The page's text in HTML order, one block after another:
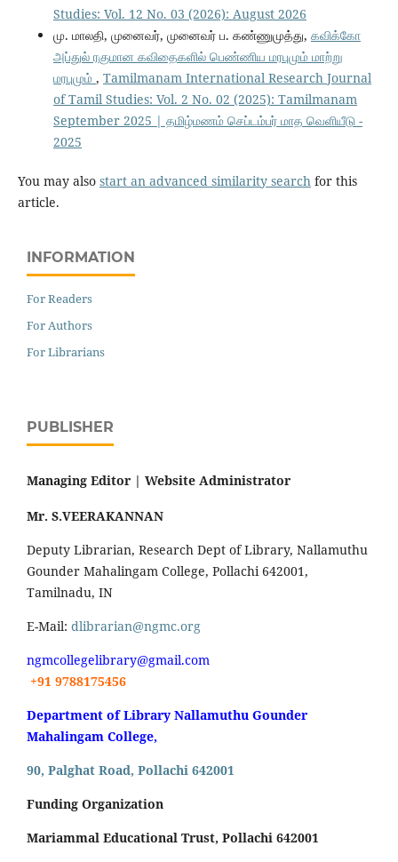
Studies: Vol. 12 No. 03 (2026): August 2026
மு. மாலதி, முனைவர், முனைவர் ப. கண்ணுமுத்து, கவிக்கோ
அப்துல் ரகுமான கவிதைகளில் பெண்ணிய மரபுமும் மாற்று
மரபுமும் , Tamilmanam International Research Journal
of Tamil Studies: Vol. 2 No. 02 (2025): Tamilmanam
September 2025 | தமிழ்மணம் செப்டம்பர் மாத வெளியீடு -
2025
You may also start an advanced similarity searchfor this
article.
INFORMATION
For Readers
For Authors
For Librarians
PUBLISHER
Managing Editor | Website Administrator
Mr. S.VEERAKANNAN
Deputy Librarian, Research Dept of Library, Nallamuthu
Gounder Mahalingam College, Pollachi 642001,
Tamilnadu, IN
E-Mail: dlibrarian@ngmc.org
ngmcollegelibrary@gmail.com
+91 9788175456
Department of Library Nallamuthu Gounder
Mahalingam College,
90, Palghat Road, Pollachi 642001
Funding Organization
Mariammal Educational Trust, Pollachi 642001